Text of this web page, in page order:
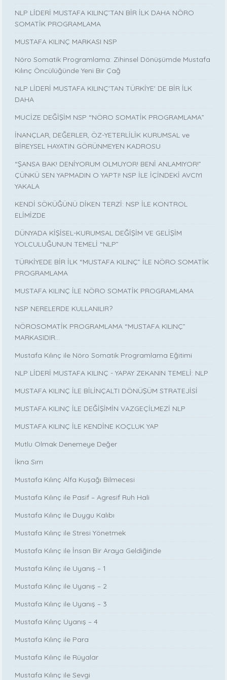
NLP LİDERİ MUSTAFA KILINÇ’TAN BİR İLK DAHA NÖRO
SOMATİK PROGRAMLAMA
MUSTAFA KILINÇ MARKASI NSP
Nöro Somatik Programlama: Zihinsel Dönüşümde Mustafa
Kılınç Öncülüğünde Yeni Bir Çağ
NLP LİDERİ MUSTAFA KILINÇ'TAN TÜRKİYE' DE BİR İLK
DAHA
MUCİZE DEĞİŞİM NSP “NÖRO SOMATİK PROGRAMLAMA”
İNANÇLAR, DEĞERLER, ÖZ-YETERLİLİK KURUMSAL ve
BİREYSEL HAYATIN GÖRÜNMEYEN KADROSU
“ŞANSA BAK! DENİYORUM OLMUYOR! BENİ ANLAMIYOR!”
ÇÜNKÜ SEN YAPMADIN O YAPTI! NSP İLE İÇİNDEKİ AVCIYI
YAKALA
KENDİ SÖKÜĞÜNÜ DİKEN TERZİ: NSP İLE KONTROL
ELİMİZDE
DÜNYADA KİŞİSEL-KURUMSAL DEĞİŞİM VE GELİŞİM
YOLCULUĞUNUN TEMELİ “NLP”
TÜRKİYEDE BİR İLK “MUSTAFA KILINÇ” İLE NÖRO SOMATİK
PROGRAMLAMA
MUSTAFA KILINÇ İLE NÖRO SOMATİK PROGRAMLAMA
NSP NERELERDE KULLANILIR?
NÖROSOMATİK PROGRAMLAMA “MUSTAFA KILINÇ”
MARKASIDIR…
Mustafa Kılınç ile Nöro Somatik Programlama Eğitimi
NLP LİDERİ MUSTAFA KILINÇ - YAPAY ZEKANIN TEMELİ: NLP
MUSTAFA KILINÇ İLE BİLİNÇALTI DÖNÜŞÜM STRATEJİSİ
MUSTAFA KILINÇ İLE DEĞİŞİMİN VAZGEÇİLMEZİ NLP
MUSTAFA KILINÇ İLE KENDİNE KOÇLUK YAP
Mutlu Olmak Denemeye Değer
İkna Sırrı
Mustafa Kılınç Alfa Kuşağı Bilmecesi
Mustafa Kılınç ile Pasif – Agresif Ruh Hali
Mustafa Kılınç ile Duygu Kalıbı
Mustafa Kılınç ile Stresi Yönetmek
Mustafa Kılınç ile İnsan Bir Araya Geldiğinde
Mustafa Kılınç ile Uyanış – 1
Mustafa Kılınç ile Uyanış – 2
Mustafa Kılınç ile Uyanış – 3
Mustafa Kılınç Uyanış – 4
Mustafa Kılınç ile Para
Mustafa Kılınç ile Rüyalar
Mustafa Kılınç ile Sevgi